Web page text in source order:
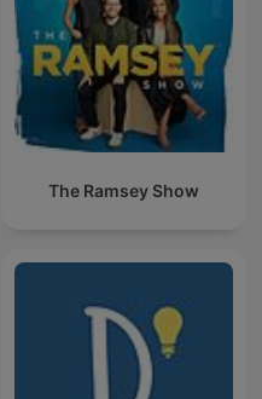
The Ramsey Show